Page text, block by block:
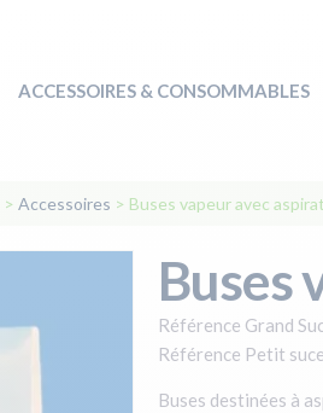
ACCESSOIRES & CONSOMMABLES
> Accessoires > Buses vapeur avec
Buses
Référence Grand
Référence Petit
Buses destinées à